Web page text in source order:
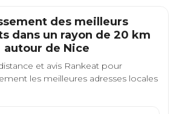
des meilleurs
dans un rayon de 20 km
autour de Nice
et avis Rankeat pour
les meilleures adresses locales